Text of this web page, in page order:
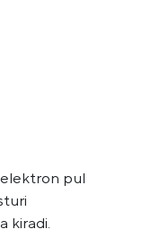
elektron pul
kiradi.